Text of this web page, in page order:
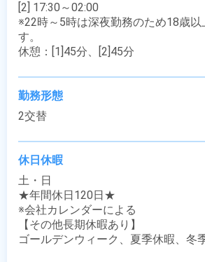
[2] 17:30～02:00
※22時～5時は深夜勤務のため18歳以
す。
休憩：[1]45分、[2]45分
勤務形態
2交替
休日休暇
土・日
★年間休日120日★
※会社カレンダーによる
【その他長期休暇あり】
ゴールデンウィーク、夏季休暇、冬